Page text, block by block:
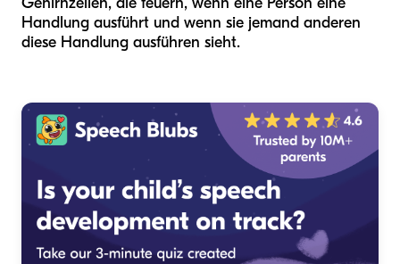
Handlung ausführt und wenn sie jemand anderen
diese Handlung ausführen sieht.